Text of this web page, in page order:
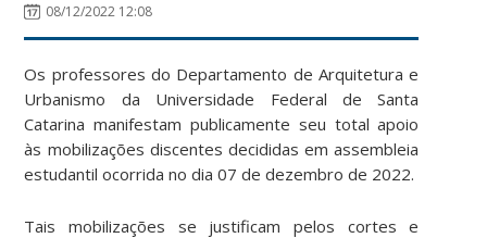
08/12/2022 12:08
Os professores do Departamento de Arquitetura e
Urbanismo da Universidade Federal de Santa
Catarina manifestam publicamente seu total apoio
às mobilizações discentes decididas em assembleia
estudantil ocorrida no dia 07 de dezembro de 2022.
Tais mobilizações se justificam pelos cortes e